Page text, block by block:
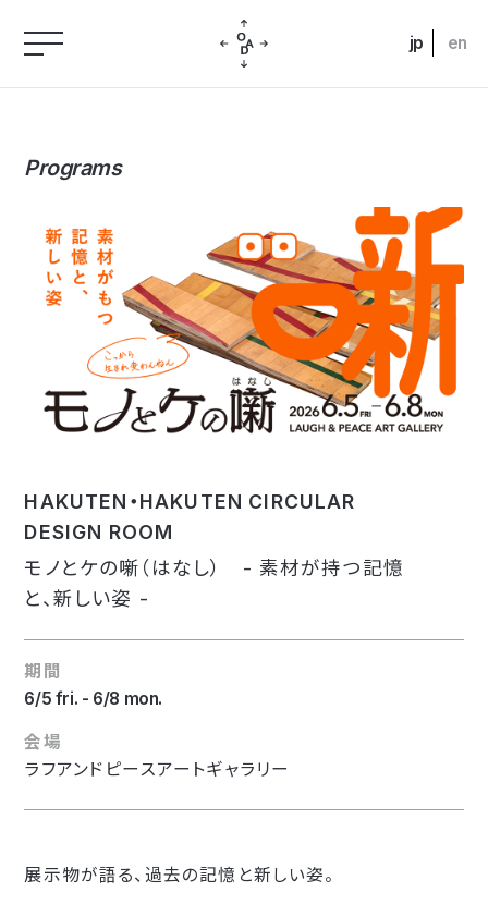
jp en
Programs
HAKUTEN・HAKUTEN CIRCULAR
DESIGN ROOM
モノとケの噺（はなし） - 素材が持つ記憶
と、新しい姿 -
期間
6/5 fri. - 6/8 mon.
会場
ラフアンドピースアートギャラリー
展示物が語る、過去の記憶と新しい姿。